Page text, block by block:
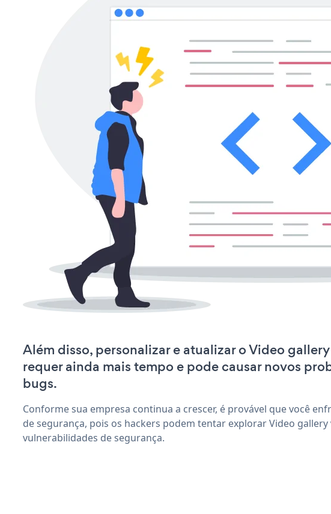
Além disso, personalizar e atualizar o Video
requer ainda mais tempo e pode causar novos
bugs.
Conforme sua empresa continua a crescer, é provável que você
de segurança, pois os hackers podem tentar explorar Video gallery
vulnerabilidades de segurança.